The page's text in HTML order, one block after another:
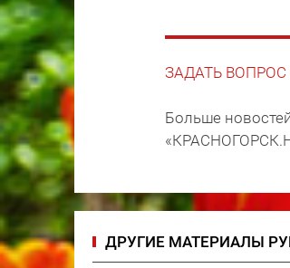
ЗАДАТЬ ВОПРОС
Больше
ДРУГИЕ МАТЕРИАЛЫ